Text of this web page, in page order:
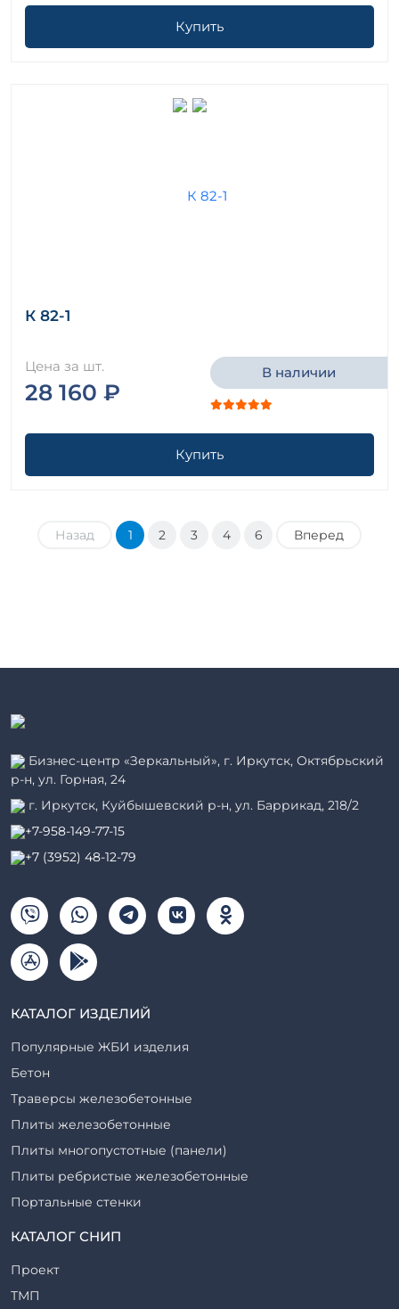
Купить
К 82-1
Цена за шт.
28 160 ₽
В наличии
Купить
Назад 1 2 3 4 6 Вперед
Бизнес-центр «Зеркальный», г. Иркутск, Октябрьский
р-н, ул. Горная, 24
г. Иркутск, Куйбышевский р-н, ул. Баррикад, 218/2
+7-958-149-77-15
+7 (3952) 48-12-79
КАТАЛОГ ИЗДЕЛИЙ
Популярные ЖБИ изделия
Бетон
Траверсы железобетонные
Плиты железобетонные
Плиты многопустотные (панели)
Плиты ребристые железобетонные
Портальные стенки
Прогоны железобетонные
Ригели железобетонные
Сваи железобетонные
КАТАЛОГ СНИП
Проект
ТМП